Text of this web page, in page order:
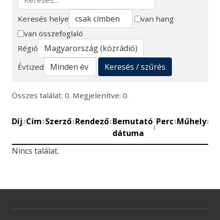
Keresés
Keresés helye
van hang
van összefoglaló
Régió
Évtized
Keresés / szűrés
Összes találat: 0. Megjelenítve: 0.
Díj↕Cím↕Szerző↕Rendező↕Bemutató
dátuma
↕
Perc↕Műhely↕
Nincs találat.